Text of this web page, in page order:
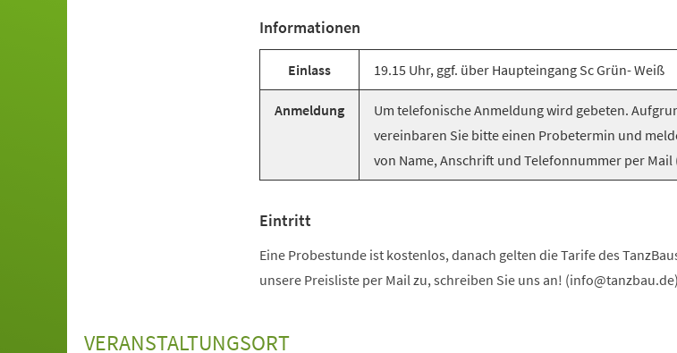
Informationen
Einlass 19.15 Uhr, ggf. über Haupteingang Sc Grün- Weiß
Anmeldung
Um telefonische Anmeldung wird gebeten.
vereinbaren Sie bitte einen Probetermin und
von Name, Anschrift und Telefonnummer per
Eintritt
Eine Probestunde ist kostenlos, danach gelten die Tarife des
unsere Preisliste per Mail zu, schreiben Sie uns an! (info@tanzbau.de)
VERANSTALTUNGSORT